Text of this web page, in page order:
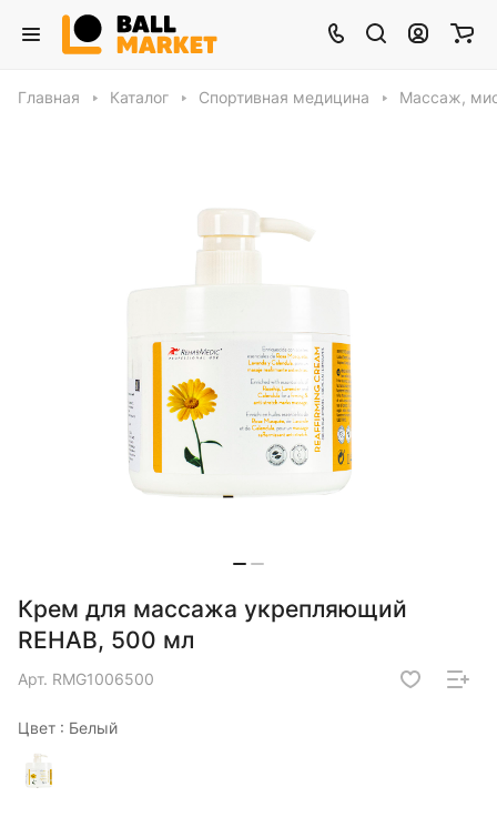
Главная Каталог Спортивная медицина Массаж,
Крем для массажа укрепляющий
REHAB, 500 мл
Арт. RMG1006500
Цвет : Белый